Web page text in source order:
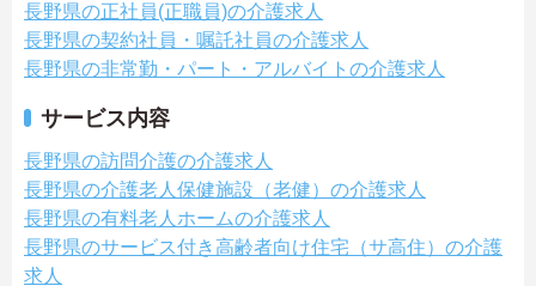
長野県の正社員(正職員)の介護求人
長野県の契約社員・嘱託社員の介護求人
長野県の非常勤・パート・アルバイトの介護求人
サービス内容
長野県の訪問介護の介護求人
長野県の介護老人保健施設（老健）の介護求人
長野県の有料老人ホームの介護求人
長野県のサービス付き高齢者向け住宅（サ高住）の介護
求人